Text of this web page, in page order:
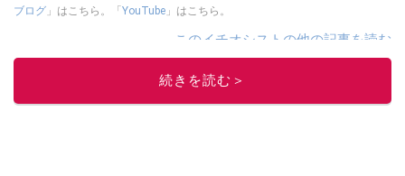
ブログ 」はこちら。「YouTube 」はこちら。
このイチオシストの他の記事を読む
続きを読む＞